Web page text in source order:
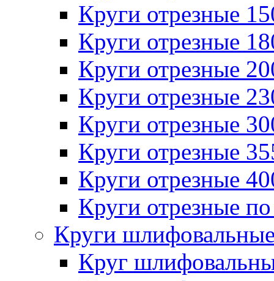
Круги отрезные
Круги отрезные
Круги отрезные
Круги отрезные
Круги отрезные
Круги отрезные
Круги отрезные
Круги отрезные
Круги
Круг